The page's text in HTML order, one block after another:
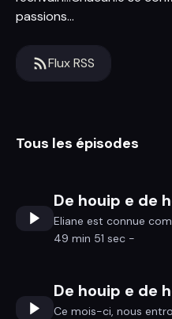
passions...
Flux RSS
Tous les épisodes
Eliane est connue
49 min 51 sec -
Ce mois-ci, nous